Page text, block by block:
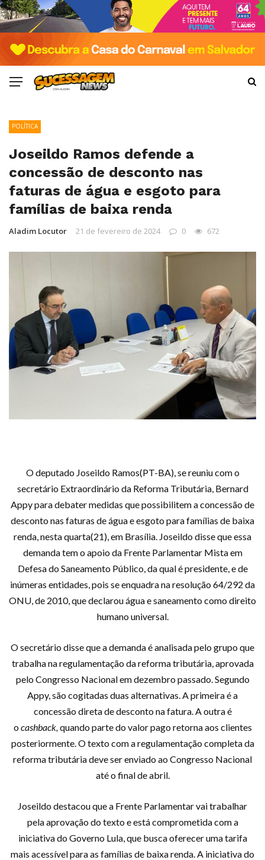
POLÍTICA
Joseildo Ramos defende a
concessão de desconto nas
faturas de água e esgoto para
famílias de baixa renda
Aladim Locutor 21 de fevereiro de 2024 0 672
O deputado Joseildo Ramos(PT-BA), se reuniu com o
secretário Extraordinário da Reforma Tributária, Bernard
Appy para debater medidas que possibilitem a concessão de
desconto nas faturas de água e esgoto para famílias de baixa
renda, nesta quarta(21), em Brasília. Joseildo disse que essa
demanda tem o apoio da Frente Parlamentar Mista em
Defesa do Saneamento Público, da qual é presidente, e de
inúmeras entidades, pois se enquadra na resolução 64/292 da
ONU, de 2010, que declarou água e saneamento como direito
humano universal.
O secretário disse que a demanda é analisada pelo grupo que
trabalha na regulamentação da reforma tributária, aprovada
pelo Congresso Nacional em dezembro passado. Segundo
Appy, são cogitadas duas alternativas. A primeira é a
concessão direta de desconto na fatura. A outra é
ocashback,quando parte do valor pago retorna aos clientes
posteriormente. O texto com a regulamentação completa da
reforma tributária deve ser enviado ao Congresso Nacional
até o final de abril.
Joseildo destacou que a Frente Parlamentar vai trabalhar
pela aprovação do texto e está comprometida com a
iniciativa do Governo Lula, que busca oferecer uma tarifa
mais acessível para as famílias de baixa renda. A iniciativa do